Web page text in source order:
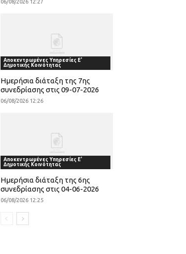
06/08/2026 12:27
Αποκεντρωμένες Υπηρεσίες Ε'
Δημοτικής Κοινότητας
Ημερήσια διάταξη της 7ης
συνεδρίασης στις 09-07-2026
06/08/2026 12:26
Αποκεντρωμένες Υπηρεσίες Ε'
Δημοτικής Κοινότητας
Ημερήσια διάταξη της 6ης
συνεδρίασης στις 04-06-2026
06/08/2026 12:25